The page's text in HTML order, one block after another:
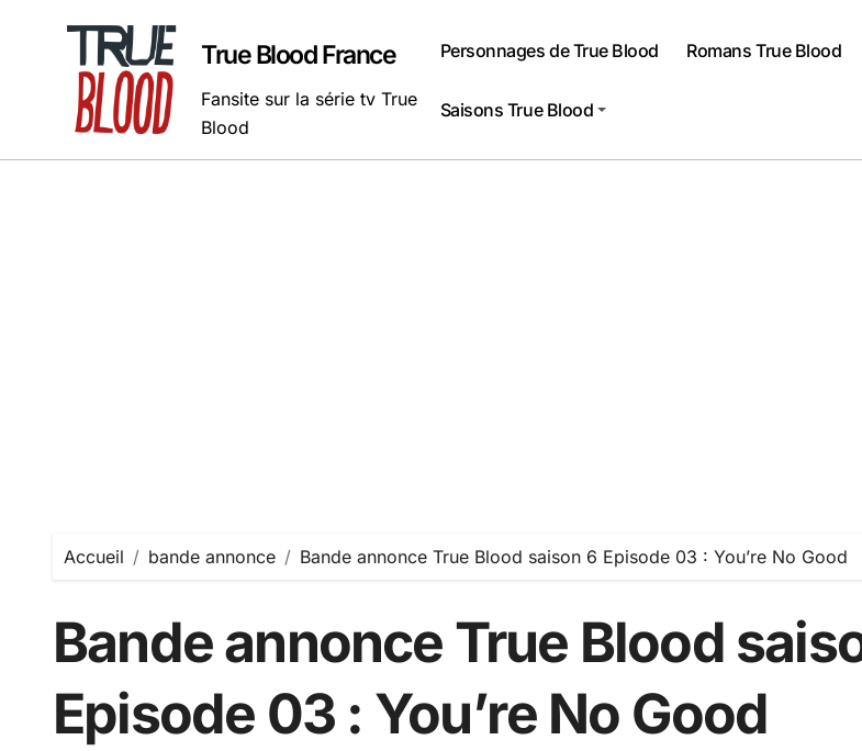
True Blood France
Fansite sur la série tv True
Blood
Personnages de True Blood Romans True Blood
Saisons True Blood
Accueil bande annonce Bande annonce True Blood saison 6 Episode 03 : You’re No Good
Bande annonce True Blood
Episode 03 : You’re No Good